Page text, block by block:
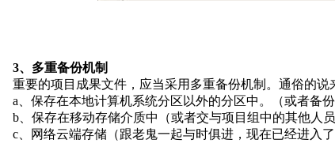
3、多重备份机制
重要的项目成果文件，应当采用多重备份机制。通俗的
a、保存在本地计算机系统分区以外的分区中。（或者备份
b、保存在移动存储介质中（或者交与项目组中的其他人员
c、网络云端存储（跟老鬼一起与时俱进，现在已经进入